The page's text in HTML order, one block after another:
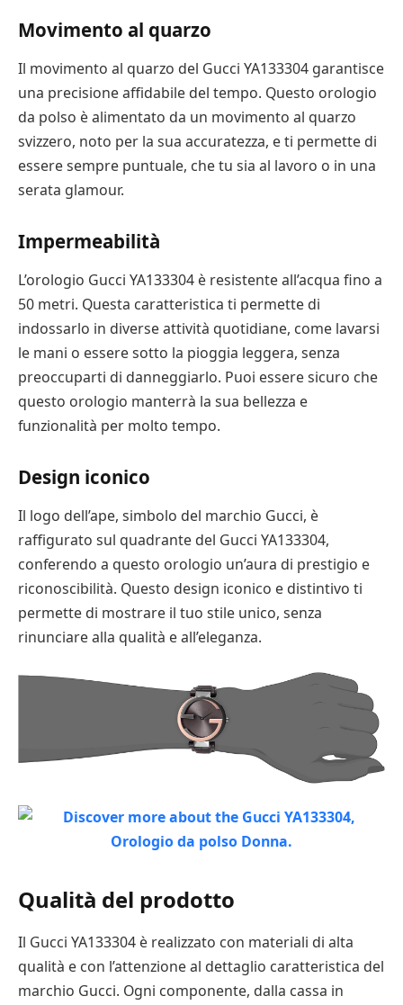
Movimento al quarzo
Il movimento al quarzo del Gucci YA133304 garantisce
una precisione affidabile del tempo. Questo orologio
da polso è alimentato da un movimento al quarzo
svizzero, noto per la sua accuratezza, e ti permette di
essere sempre puntuale, che tu sia al lavoro o in una
serata glamour.
Impermeabilità
L’orologio Gucci YA133304 è resistente all’acqua fino a
50 metri. Questa caratteristica ti permette di
indossarlo in diverse attività quotidiane, come lavarsi
le mani o essere sotto la pioggia leggera, senza
preoccuparti di danneggiarlo. Puoi essere sicuro che
questo orologio manterrà la sua bellezza e
funzionalità per molto tempo.
Design iconico
Il logo dell’ape, simbolo del marchio Gucci, è
raffigurato sul quadrante del Gucci YA133304,
conferendo a questo orologio un’aura di prestigio e
riconoscibilità. Questo design iconico e distintivo ti
permette di mostrare il tuo stile unico, senza
rinunciare alla qualità e all’eleganza.
Qualità del prodotto
Il Gucci YA133304 è realizzato con materiali di alta
qualità e con l’attenzione al dettaglio caratteristica del
marchio Gucci. Ogni componente, dalla cassa in